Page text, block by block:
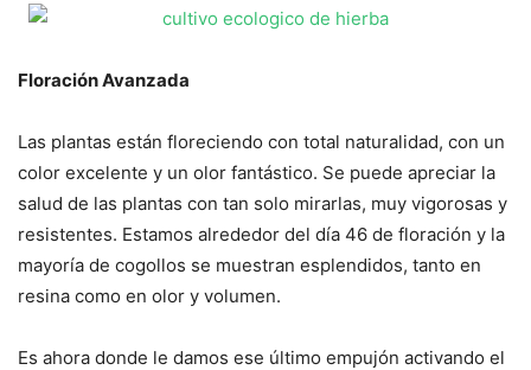
Floración Avanzada
Las plantas están floreciendo con total naturalidad, con un
color excelente y un olor fantástico. Se puede apreciar la
salud de las plantas con tan solo mirarlas, muy vigorosas y
resistentes. Estamos alrededor del día 46 de floración y la
mayoría de cogollos se muestran esplendidos, tanto en
resina como en olor y volumen.
Es ahora donde le damos ese último empujón activando el